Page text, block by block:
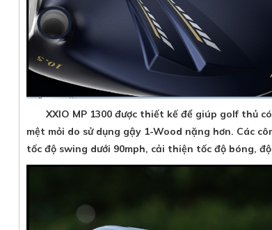
XXIO MP 1300 được thiết kế để giúp golf thủ
mệt mỏi do sử dụng gậy 1-Wood nặng hơn. Các
tốc độ swing dưới 90mph, cải thiện tốc độ bóng,